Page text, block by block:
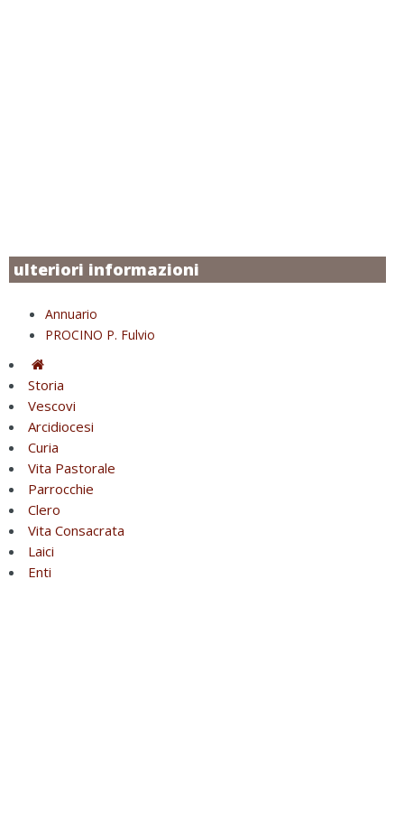
ulteriori informazioni
Annuario
PROCINO P. Fulvio
Storia
Vescovi
Arcidiocesi
Curia
Vita Pastorale
Parrocchie
Clero
Vita Consacrata
Laici
Enti